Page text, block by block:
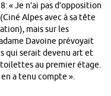
Je n’ai pas d’opposition
Alpes avec à sa tête
mais sur les
Davoine prévoyait
qui serait devenu art et
toilettes au premier étage.
a tenu compte ».